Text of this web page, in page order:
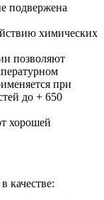
подвержена
химических
позволяют
при
до + 650
хорошей
качестве: